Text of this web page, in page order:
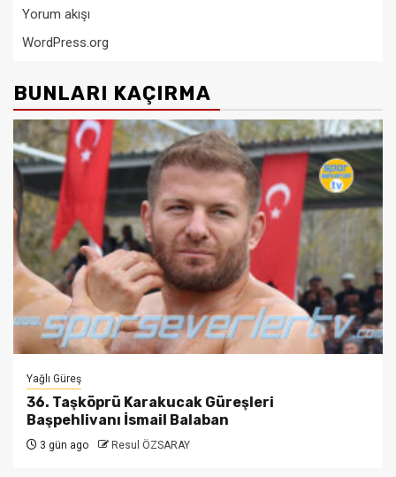
Yorum akışı
WordPress.org
BUNLARI KAÇIRMA
Yağlı Güreş
36. Taşköprü Karakucak Güreşleri
Başpehlivanı İsmail Balaban
3 gün ago Resul ÖZSARAY